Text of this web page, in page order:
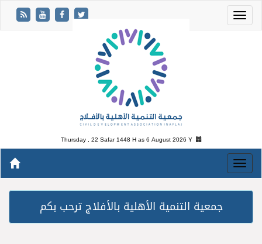
Thursday , 22 Safar 1448 H as6 August 2026 Y
جمعية التنمية الأهلية بالأفلاج ترحب بكم